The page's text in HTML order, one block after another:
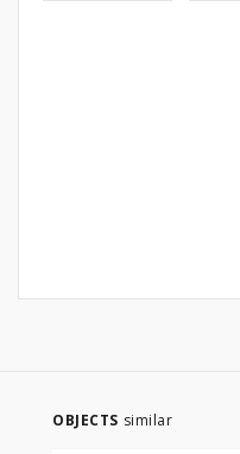
OBJECTS similar